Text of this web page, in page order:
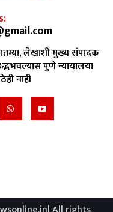
लेखाशी मुख्य संपादक
पुणे न्यायालया
नाही